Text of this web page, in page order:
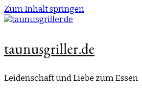
Zum Inhalt springen
taunusgriller.de
Leidenschaft und Liebe zum Essen